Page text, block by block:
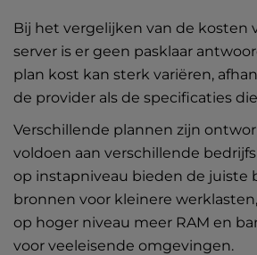
Bij het vergelijken van de kosten
server is er geen pasklaar
plan kost kan sterk variëren,
de provider als de specificaties
Verschillende plannen zijn
voldoen aan verschillende
op instapniveau bieden de juiste
bronnen voor kleinere
op hoger niveau meer RAM en
voor veeleisende omgevingen.